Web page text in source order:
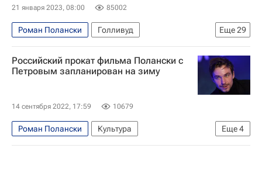
21 января 2023, 08:00 85002
Еще29
Роман Полански
Голливуд
Анджелина Джоли
Стивен Спилберг
Квентин Тарантино
Тимур Бекмамбетов
Светлана Ходченкова
Константин Хабенский
Александр Петров
Микки Рурк
Фанни Ардан
Брэд Питт
Российский прокат фильма Полански с
Петровым запланирован на зиму
14 сентября 2022, 17:59 10679
Еще4
Роман Полански
Культура
Новости культуры
Микки Рурк
Альпы